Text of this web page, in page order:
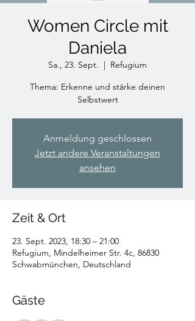
Women Circle mit
Daniela
Sa., 23. Sept.
  |
Refugium
Thema: Erkenne und stärke deinen
Selbstwert
Anmeldung geschlossen
Jetzt andere Veranstaltungen
ansehen
Zeit & Ort
23. Sept. 2023, 18:30 – 21:00
Refugium, Mindelheimer Str. 4c, 86830
Schwabmünchen, Deutschland
Gäste